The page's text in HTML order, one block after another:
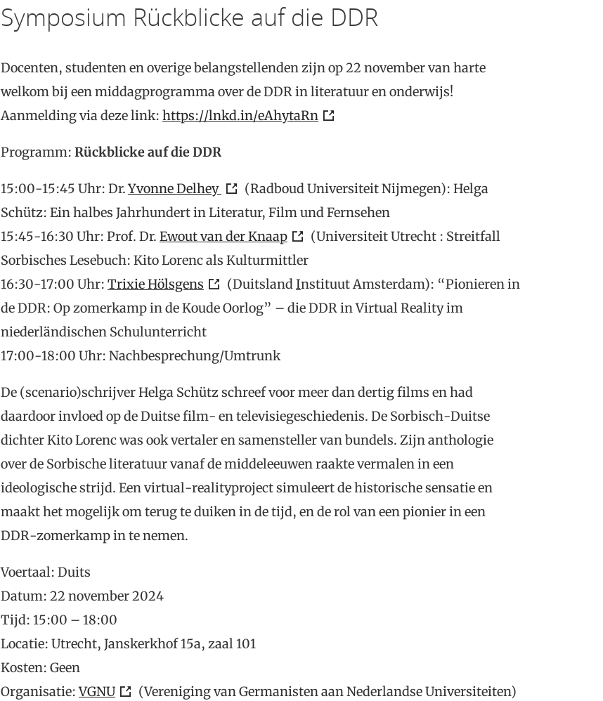
Symposium Rückblicke auf die DDR
Docenten, studenten en overige belangstellenden zijn op 22 november van harte
welkom bij een middagprogramma over de DDR in literatuur en onderwijs!
Aanmelding via deze link: https://lnkd.in/eAhytaRn
Programm: Rückblicke auf die DDR
15:00-15:45 Uhr: Dr.Yvonne Delhey
(Radboud Universiteit Nijmegen): Helga
Schütz: Ein halbes Jahrhundert in Literatur, Film und Fernsehen
15:45-16:30 Uhr: Prof. Dr. Ewout van der Knaap
(Universiteit Utrecht : Streitfall
Sorbisches Lesebuch: Kito Lorenc als Kulturmittler
16:30-17:00 Uhr: Trixie Hölsgens (DuitslandInstituut Amsterdam): “Pionieren in
de DDR: Op zomerkamp in de Koude Oorlog” – die DDR in Virtual Reality im
niederländischen Schulunterricht
17:00-18:00 Uhr: Nachbesprechung/Umtrunk
De (scenario)schrijver Helga Schütz schreef voor meer dan dertig films en had
daardoor invloed op de Duitse film- en televisiegeschiedenis. De Sorbisch-Duitse
dichter Kito Lorenc was ook vertaler en samensteller van bundels. Zijn anthologie
over de Sorbische literatuur vanaf de middeleeuwen raakte vermalen in een
ideologische strijd. Een virtual-realityproject simuleert de historische sensatie en
maakt het mogelijk om terug te duiken in de tijd, en de rol van een pionier in een
DDR-zomerkamp in te nemen.
Voertaal: Duits
Datum: 22 november 2024
Tijd: 15:00 – 18:00
Locatie: Utrecht, Janskerkhof 15a, zaal 101
Kosten: Geen
Organisatie:VGNU (Vereniging van Germanisten aan Nederlandse Universiteiten)